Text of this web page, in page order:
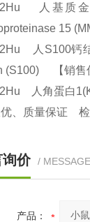
人基质
15
人S100钙
(S100) 【销售
人角蛋白
、质量保证
价 /
产品：